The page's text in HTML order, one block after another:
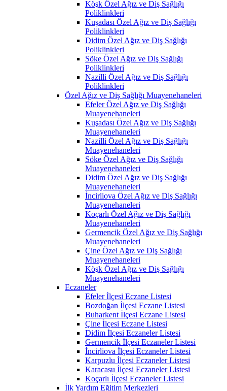
Köşk Özel Ağız ve Diş Sağlığı
Poliklinkleri
Kuşadası Özel Ağız ve Diş Sağlığı
Poliklinkleri
Didim Özel Ağız ve Diş Sağlığı
Poliklinkleri
Söke Özel Ağız ve Diş Sağlığı
Poliklinkleri
Nazilli Özel Ağız ve Diş Sağlığı
Poliklinkleri
Özel Ağız ve Diş Sağlığı Muayenehaneleri
Efeler Özel Ağız ve Diş Sağlığı
Muayenehaneleri
Kuşadası Özel Ağız ve Diş Sağlığı
Muayenehaneleri
Nazilli Özel Ağız ve Diş Sağlığı
Muayenehaneleri
Söke Özel Ağız ve Diş Sağlığı
Muayenehaneleri
Didim Özel Ağız ve Diş Sağlığı
Muayenehaneleri
İncirliova Özel Ağız ve Diş Sağlığı
Muayenehaneleri
Koçarlı Özel Ağız ve Diş Sağlığı
Muayenehaneleri
Germencik Özel Ağız ve Diş Sağlığı
Muayenehaneleri
Çine Özel Ağız ve Diş Sağlığı
Muayenehaneleri
Köşk Özel Ağız ve Diş Sağlığı
Muayenehaneleri
Eczaneler
Efeler İlçesi Eczane Listesi
Bozdoğan İlçesi Eczane Listesi
Buharkent İlçesi Eczane Listesi
Çine İlçesi Eczane Listesi
Didim İlçesi Eczaneler Listesi
Germencik İlçesi Eczaneler Listesi
İncirliova İlçesi Eczaneler Listesi
Karpuzlu İlçesi Eczaneler Listesi
Karacasu İlçesi Eczaneler Listesi
Koçarlı İlçesi Eczaneler Listesi
İlk Yardım Eğitim Merkezleri